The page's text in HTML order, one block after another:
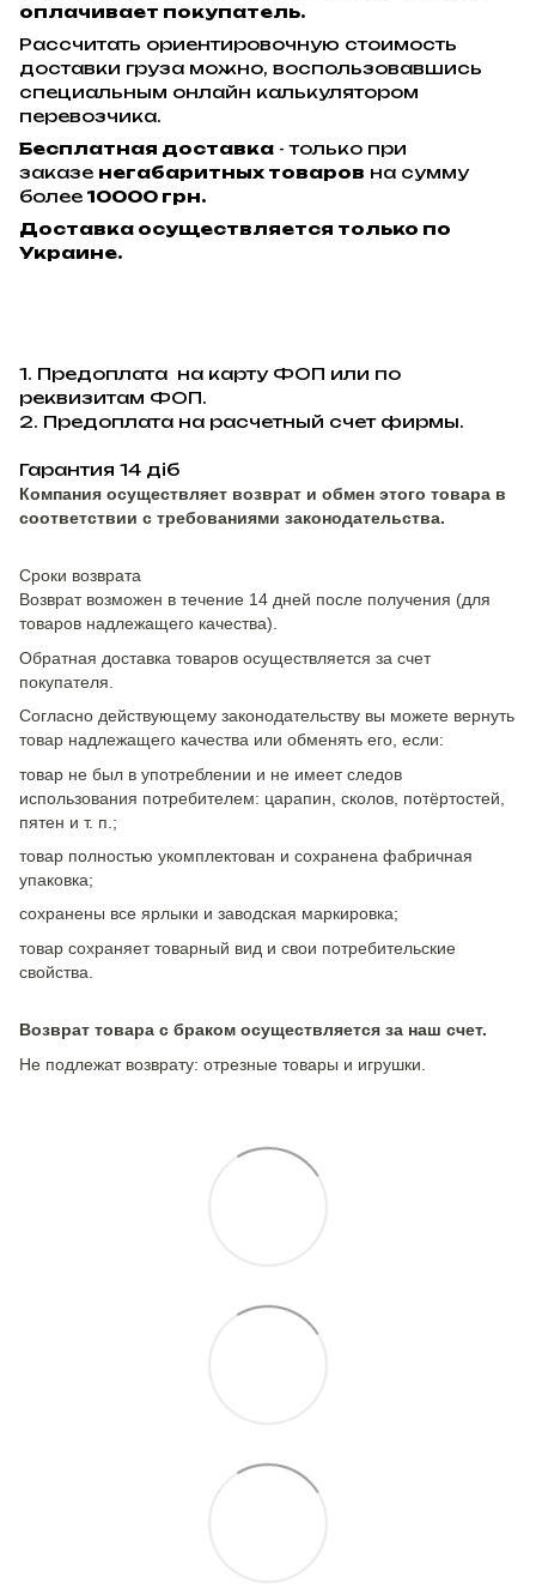
оплачивает покупатель.
Рассчитать ориентировочную стоимость
доставки груза можно, воспользовавшись
специальным онлайн калькулятором
перевозчика.
Бесплатная доставка - только при
заказе негабаритных товаров на сумму
более 10000 грн.
Доставка осуществляется только по
Украине.
1. Предоплата на карту ФОП или по
реквизитам ФОП.
2. Предоплата на расчетный счет фирмы.
Гарантия 14 діб
Компания осуществляет возврат и обмен этого товара в
соответствии с требованиями законодательства.
Сроки возврата
Возврат возможен в течение 14 дней после получения (для
товаров надлежащего качества).
Обратная доставка товаров осуществляется за счет
покупателя.
Согласно действующему законодательству вы можете вернуть
товар надлежащего качества или обменять его, если:
товар не был в употреблении и не имеет следов
использования потребителем: царапин, сколов, потёртостей,
пятен и т. п.;
товар полностью укомплектован и сохранена фабричная
упаковка;
сохранены все ярлыки и заводская маркировка;
товар сохраняет товарный вид и свои потребительские
свойства.
Возврат товара с браком осуществляется за наш счет.
Не подлежат возврату: отрезные товары и игрушки.